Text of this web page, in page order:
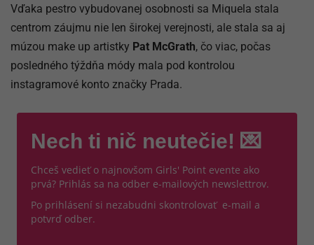
Vďaka pestro vybudovanej osobnosti sa Miquela stala
centrom záujmu nie len širokej verejnosti, ale stala sa aj
múzou make up artistky Pat McGrath, čo viac, počas
posledného týždňa módy mala pod kontrolou
instagramové konto značky Prada.
Nech ti nič neutečie! 💌
Chceš vedieť o najnovšom Girls' Point evente ako
prvá? Prihlás sa na odber e-mailových newslettrov.
Po prihlásení si nezabudni skontrolovať e-mail a
potvrď odber.